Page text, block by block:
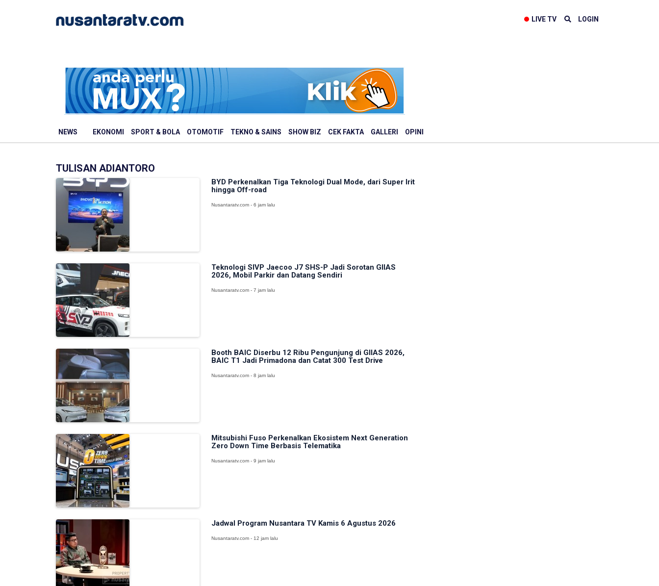
LIVE TV LOGIN
NEWS EKONOMI SPORT & BOLA OTOMOTIF TEKNO & SAINS SHOW BIZ CEK FAKTA GALLERI OPINI
TULISAN ADIANTORO
BYD Perkenalkan Tiga Teknologi Dual Mode, dari Super Irit
hingga Off-road
Nusantaratv.com - 6 jam lalu
Teknologi SIVP Jaecoo J7 SHS-P Jadi Sorotan GIIAS
2026, Mobil Parkir dan Datang Sendiri
Nusantaratv.com - 7 jam lalu
Booth BAIC Diserbu 12 Ribu Pengunjung di GIIAS 2026,
BAIC T1 Jadi Primadona dan Catat 300 Test Drive
Nusantaratv.com - 8 jam lalu
Mitsubishi Fuso Perkenalkan Ekosistem Next Generation
Zero Down Time Berbasis Telematika
Nusantaratv.com - 9 jam lalu
Jadwal Program Nusantara TV Kamis 6 Agustus 2026
Nusantaratv.com - 12 jam lalu